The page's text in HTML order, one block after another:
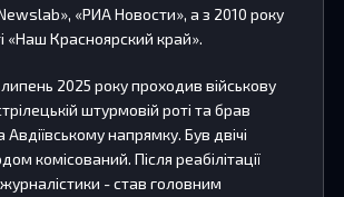
«РИА Новости», а з 2010 року
«Наш Красноярский край».
2025 року проходив військову
штурмовій роті та брав
Авдіївському напрямку. Був двічі
комісований. Після реабілітації
- став головним